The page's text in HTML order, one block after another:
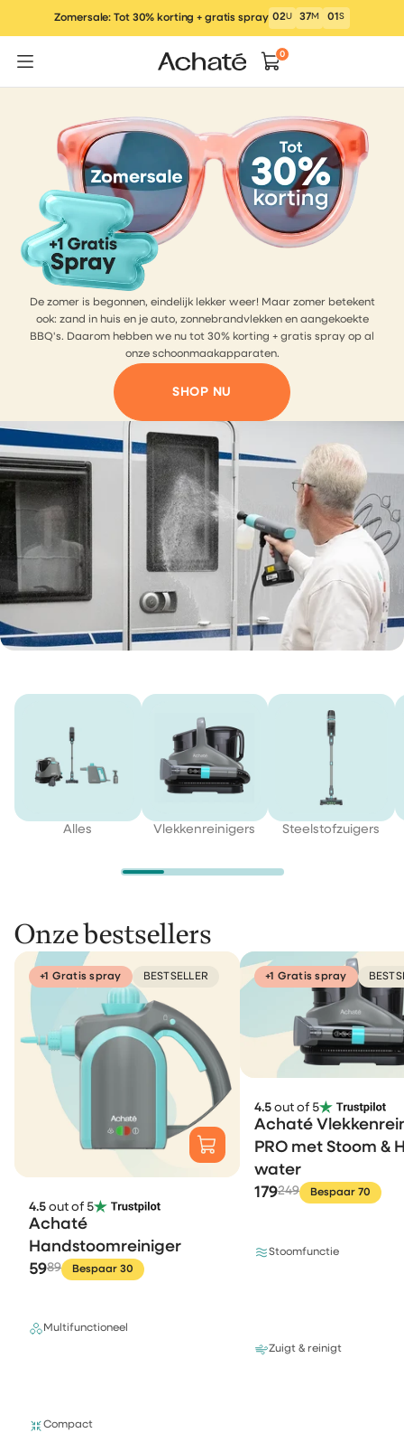
inhoud
Zomersale: Tot 30% korting + gratis spray 02U 37M 00S
0
De zomer is begonnen, eindelijk lekker weer! Maar zomer betekent
ook: zand in huis en je auto, zonnebrandvlekken en aangekoekte
BBQ's. Daarom hebben we nu tot 30% korting + gratis spray op al
onze schoonmaakapparaten.
SHOP NU
Alles Vlekkenreinigers Steelstofzuigers
Onze bestsellers
+1 Gratis spray BESTSELLER
4.5 out of 5
Achaté
Handstoomreiniger
5989 Bespaar 30
Multifunctioneel
Compact
+1 Gratis spray
4.5 out of 5
Achaté
PRO met Stoom &
water
179249 Bespaar 70
Stoomfunctie
Zuigt & reinigt